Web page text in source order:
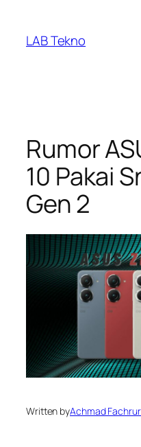
content
LAB Tekno
Rumor
10 Pakai
Gen 2
Written byAchmad